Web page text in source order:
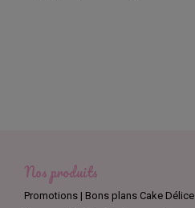
Nos produits
Promotions | Bons plans Cake Délice